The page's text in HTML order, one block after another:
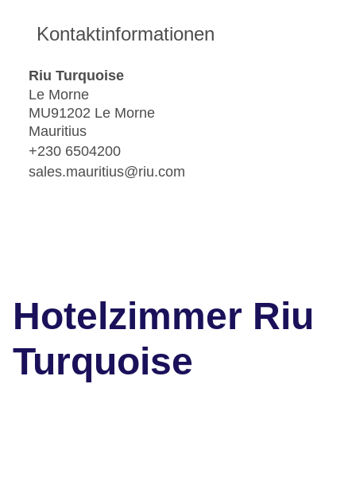
Kontaktinformationen
Riu Turquoise
Le Morne
MU91202 Le Morne
Mauritius
+230 6504200
sales.mauritius@riu.com
Hotelzimmer Riu
Turquoise